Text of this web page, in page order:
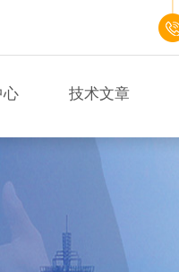
心 技术文章